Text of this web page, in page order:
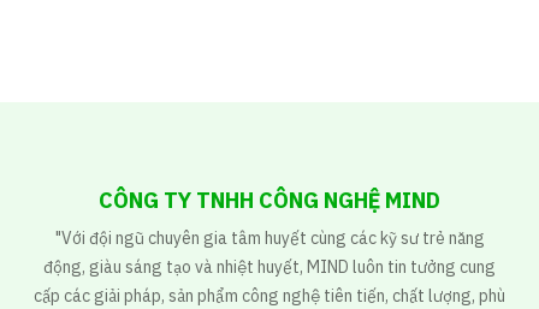
CÔNG TY TNHH CÔNG NGHỆ MIND
"Với đội ngũ chuyên gia tâm huyết cùng các kỹ sư trẻ năng
động, giàu sáng tạo và nhiệt huyết, MIND luôn tin tưởng cung
cấp các giải pháp, sản phẩm công nghệ tiên tiến, chất lượng, phù